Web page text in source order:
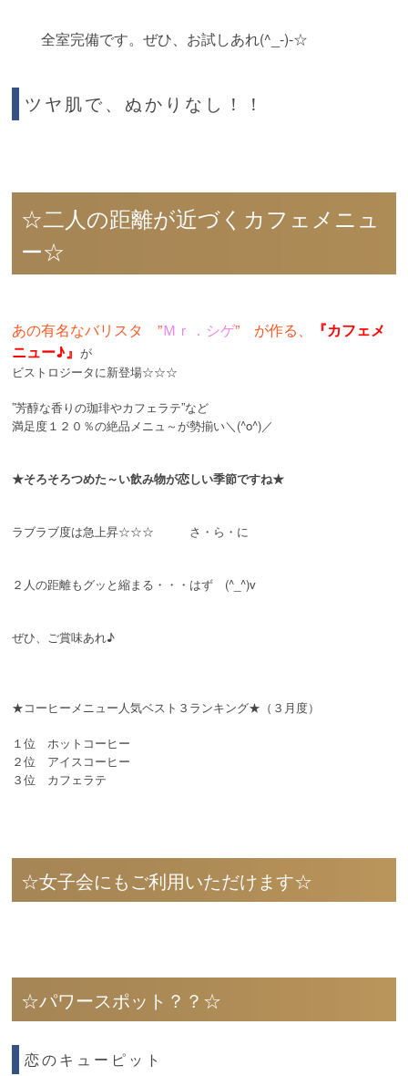
全室完備です。ぜひ、お試しあれ(^_-)-☆
ツヤ肌で、ぬかりなし！！
☆二人の距離が近づくカフェメニュ
ー☆
あの有名なバリスタ ”Ｍｒ．シゲ” が作る、
『カフェメ
ニュー♪』が
ビストロジータに新登場☆☆☆
”芳醇な香りの珈琲やカフェラテ”など
満足度１２０％の絶品メニュ～が勢揃い＼(^o^)／
★そろそろつめた～い飲み物が恋しい季節ですね★
ラブラブ度は急上昇☆☆☆ さ・ら・に
２人の距離もグッと縮まる・・・はず (^_^)v
ぜひ、ご賞味あれ♪
★コーヒーメニュー人気ベスト３ランキング★（３月度）
１位 ホットコーヒー
２位 アイスコーヒー
３位 カフェラテ
☆女子会にもご利用いただけます☆
☆パワースポット？？☆
恋のキューピット